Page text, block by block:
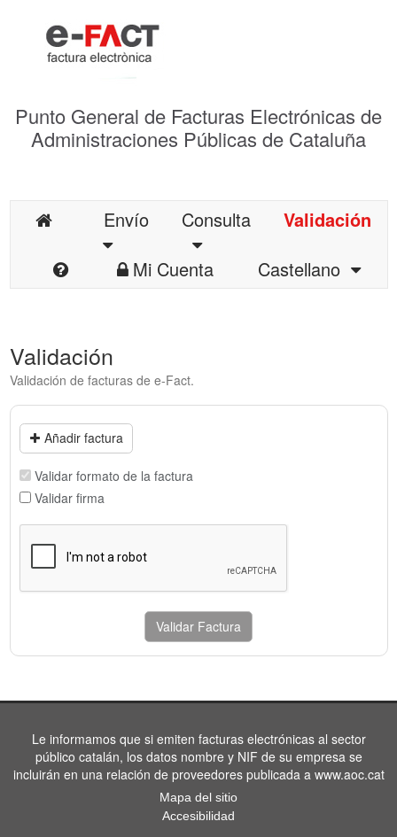
Punto General de Facturas Electrónicas de
Administraciones Públicas de Cataluña
Envío Consulta
Validación
Mi Cuenta
Castellano
Validación
Validación de facturas de e-Fact.
Añadir factura
Validar formato de la factura
Validar firma
Validar Factura
Le informamos que si emiten facturas electrónicas al sector
público catalán, los datos nombre y NIF de su empresa se
incluirán en una relación de proveedores publicada a www.aoc.cat
Mapa del sitio
Accesibilidad